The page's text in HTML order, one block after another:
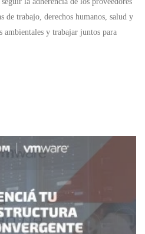
de trabajo, derechos humanos, salud y
ambientales y trabajar juntos para